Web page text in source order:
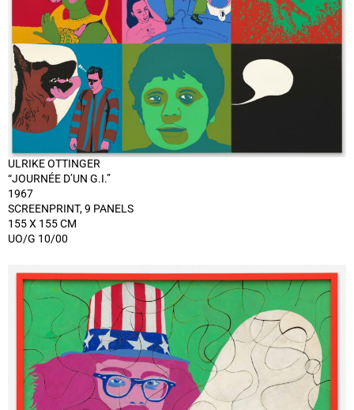
ULRIKE OTTINGER
“JOURNÉE D’UN G.I.”
1967
SCREENPRINT, 9 PANELS
155 X 155 CM
UO/G 10/00